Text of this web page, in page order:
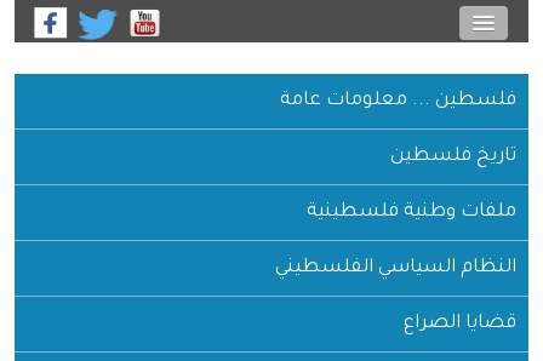
فلسطين ... معلومات عامة
تاريخ فلسطين
ملفات وطنية فلسطينية
النظام السياسي الفلسطيني
قضايا الصراع